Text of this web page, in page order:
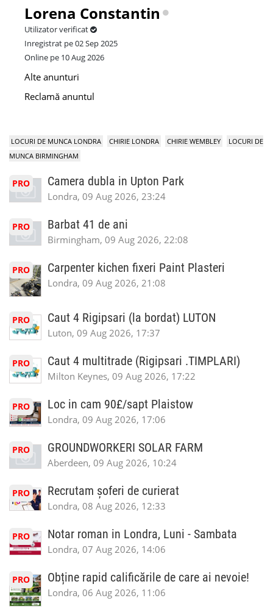
Lorena Constantin
Utilizator verificat
Inregistrat pe 02 Sep 2025
Online pe 10 Aug 2026
Alte anunturi
Reclamă anuntul
LOCURI DE MUNCA LONDRA CHIRIE LONDRA CHIRIE WEMBLEY
LOCURI DE
MUNCA BIRMINGHAM
PRO Camera dubla in Upton Park
Londra, 09 Aug 2026, 23:24
PRO Barbat 41 de ani
Birmingham, 09 Aug 2026, 22:08
PRO Carpenter kichen fixeri Paint Plasteri
Londra, 09 Aug 2026, 21:08
PRO Caut 4 Rigipsari (la bordat) LUTON
Luton, 09 Aug 2026, 17:37
PRO Caut 4 multitrade (Rigipsari .TIMPLARI)
Milton Keynes, 09 Aug 2026, 17:22
PRO Loc in cam 90£/sapt Plaistow
Londra, 09 Aug 2026, 17:06
PRO GROUNDWORKERI SOLAR FARM
Aberdeen, 09 Aug 2026, 10:24
PRO Recrutam șoferi de curierat
Londra, 08 Aug 2026, 12:33
PRO Notar roman in Londra, Luni - Sambata
Londra, 07 Aug 2026, 14:06
PRO Obține rapid calificările de care ai nevoie!
Londra, 06 Aug 2026, 11:06